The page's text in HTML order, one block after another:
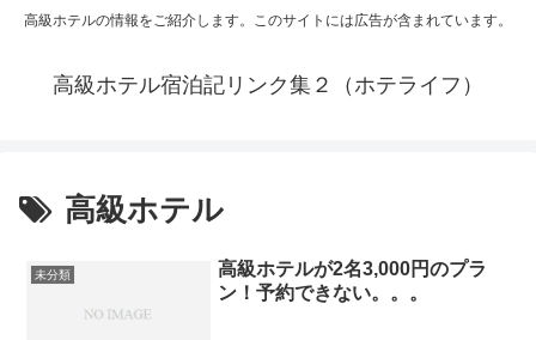
高級ホテルの情報をご紹介します。このサイトには広告が含まれています。
高級ホテル宿泊記リンク集２（ホテライフ）
高級ホテル
未分類
高級ホテルが2名3,000円のプラ
ン！予約できない。。。